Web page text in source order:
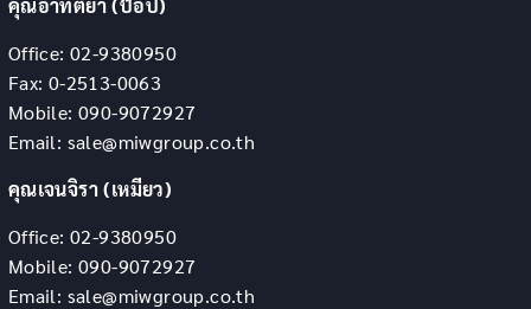
Office: 02-9380950
Fax: 0-2513-0063
Mobile: 090-9072927
Email: sale@miwgroup.co.th
คุณเจนจิรา (เหมียว)
Office: 02-9380950
Mobile: 090-9072927
Email: sale@miwgroup.co.th